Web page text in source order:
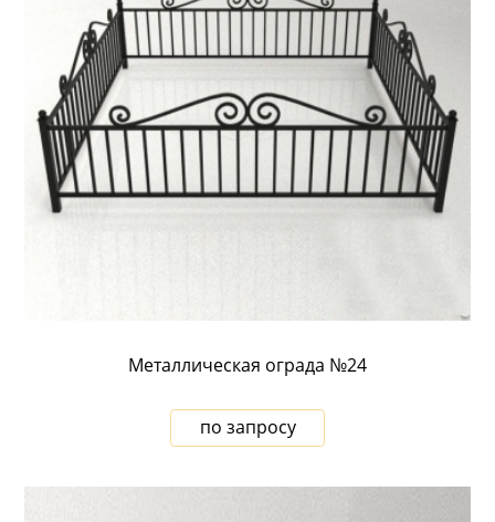
Металлическая ограда №24
по запросу